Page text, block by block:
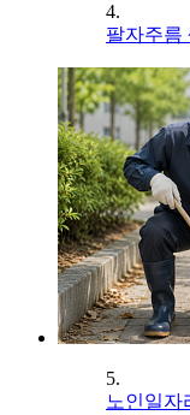
4.
팔자주름
5.
노인일자